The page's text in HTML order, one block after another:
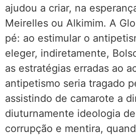
ajudou a criar, na
Meirelles ou Alkimim. A
pé: ao estimular o
eleger, indiretamente,
as estratégias erradas ao
antipetismo seria tragado
assistindo de camarote a
diuturnamente ideologia
corrupção e mentira,